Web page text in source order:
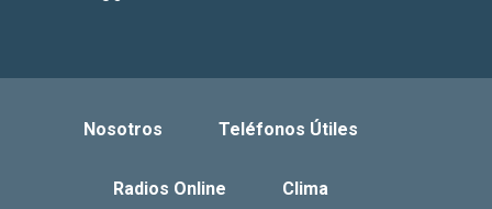
Nosotros Teléfonos Útiles
Radios Online Clima